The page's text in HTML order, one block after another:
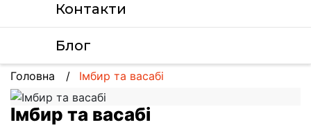
Контакти
Блог
Головна Імбир та васабі
Імбир та васабі